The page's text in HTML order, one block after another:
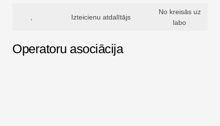
Izteicienu atdalītājs
No kreisās uz
labo
Operatoru asociācija